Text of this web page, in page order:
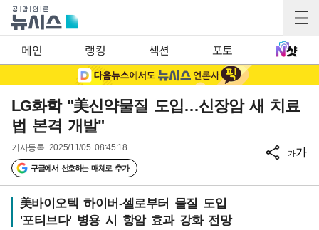
메인 랭킹 섹션 포토
LG화학 "美신약물질 도입…신장암 새 치료
법 본격 개발"
기사등록 2025/11/05 08:45:18
구글에서 선호하는 매체로 추가
가가
美바이오텍 하이버-셀로부터 물질 도입
'포티브다' 병용 시 항암 효과 강화 전망